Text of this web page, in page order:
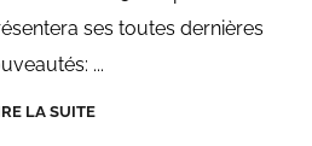
ses toutes dernières
...
LA SUITE